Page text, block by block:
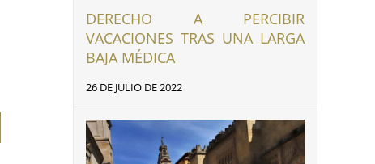
DERECHO A PERCIBIR
VACACIONES TRAS UNA LARGA
BAJA MÉDICA
26 DE JULIO DE 2022